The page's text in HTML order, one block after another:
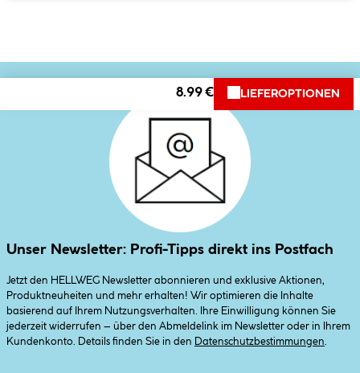
8.99 € LIEFEROPTIONEN
Unser Newsletter: Profi-Tipps direkt ins Postfach
Jetzt den HELLWEG Newsletter abonnieren und exklusive Aktionen,
Produktneuheiten und mehr erhalten! Wir optimieren die Inhalte
basierend auf Ihrem Nutzungsverhalten. Ihre Einwilligung können Sie
jederzeit widerrufen – über den Abmeldelink im Newsletter oder in Ihrem
Kundenkonto. Details finden Sie in den
Datenschutzbestimmungen